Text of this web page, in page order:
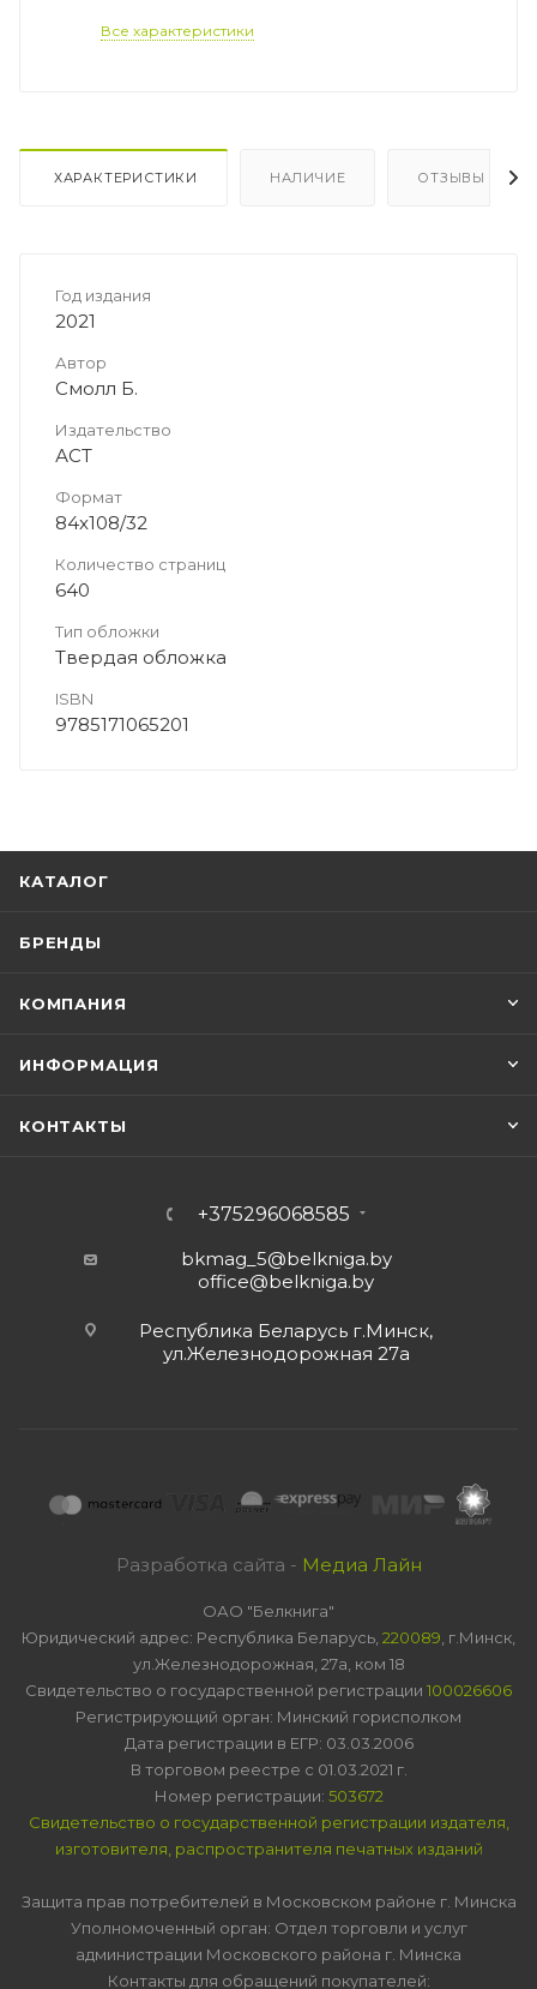
Все характеристики
ХАРАКТЕРИСТИКИ НАЛИЧИЕ ОТЗЫВЫ
Год издания
2021
Автор
Смолл Б.
Издательство
АСТ
Формат
84x108/32
Количество страниц
640
Тип обложки
Твердая обложка
ISBN
9785171065201
КАТАЛОГ
БРЕНДЫ
КОМПАНИЯ
ИНФОРМАЦИЯ
КОНТАКТЫ
+375296068585
bkmag_5@belkniga.by
office@belkniga.by
Республика Беларусь г.Минск,
ул.Железнодорожная 27а
Разработка сайта - Медиа Лайн
ОАО "Белкнига"
Юридический адрес: Республика Беларусь, 220089 , г.Минск,
ул.Железнодорожная, 27а, ком 18
Свидетельство о государственной регистрации 100026606
Регистрирующий орган: Минский горисполком
Дата регистрации в ЕГР: 03.03.2006
В торговом реестре с 01.03.2021 г.
Номер регистрации: 503672
Свидетельство о государственной регистрации издателя,
изготовителя, распространителя печатных изданий
Защита прав потребителей в Московском районе г. Минска
Уполномоченный орган: Отдел торговли и услуг
администрации Московского района г. Минска
Контакты для обращений покупателей: